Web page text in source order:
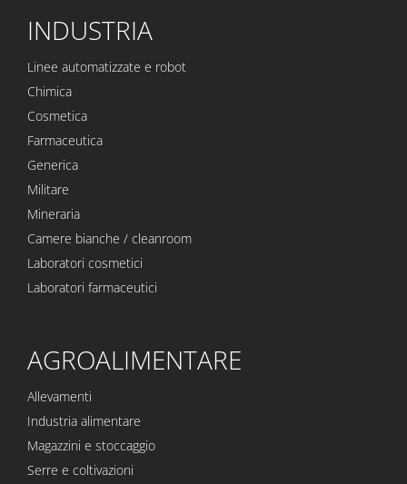
INDUSTRIA
Linee automatizzate e robot
Chimica
Cosmetica
Farmaceutica
Generica
Militare
Mineraria
Camere bianche / cleanroom
Laboratori cosmetici
Laboratori farmaceutici
AGROALIMENTARE
Allevamenti
Industria alimentare
Magazzini e stoccaggio
Serre e coltivazioni